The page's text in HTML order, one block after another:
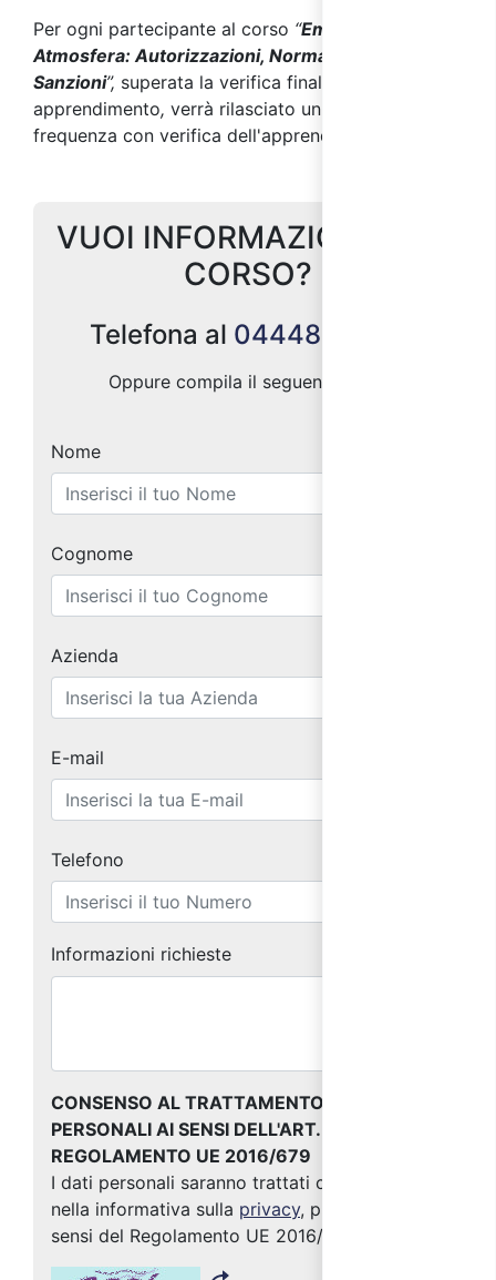
Per ogni partecipante al corso “Emissioni in
Atmosfera: Autorizzazioni, Normativa,
Sanzioni”, superata la verifica finale di
apprendimento, verrà rilasciato un attestato di
frequenza con verifica dell'apprendimento.
VUOI INFORMAZIONI SUL
CORSO?
Telefona al 0444887004
Oppure compila il seguente form:
Nome
Cognome
Azienda
E-mail
Telefono
Informazioni richieste
CONSENSO AL TRATTAMENTO DEI DATI
PERSONALI AI SENSI DELL'ART. 13 DEL
REGOLAMENTO UE 2016/679
I dati personali saranno trattati come indicato
nella informativa sulla privacy, predisposta ai
sensi del Regolamento UE 2016/679